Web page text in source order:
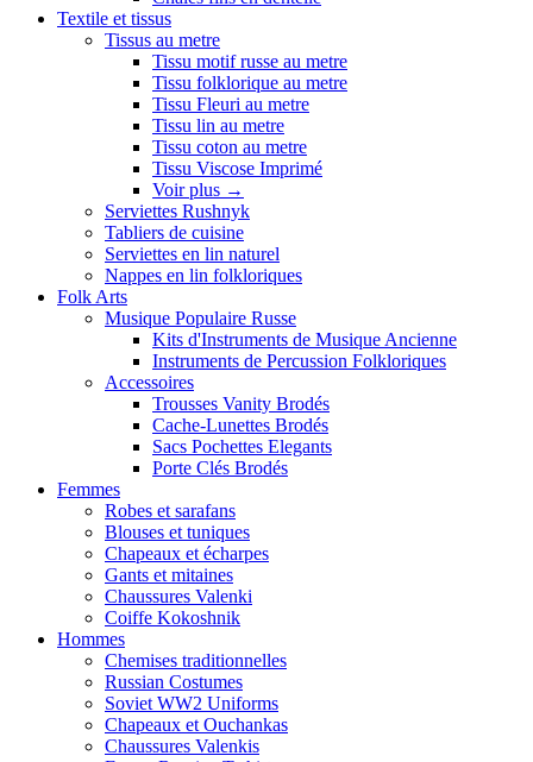
Textile et tissus
Tissus au metre
Tissu motif russe au metre
Tissu folklorique au metre
Tissu Fleuri au metre
Tissu lin au metre
Tissu coton au metre
Tissu Viscose Imprimé
Voir plus →
Serviettes Rushnyk
Tabliers de cuisine
Serviettes en lin naturel
Nappes en lin folkloriques
Folk Arts
Musique Populaire Russe
Kits d'Instruments de Musique Ancienne
Instruments de Percussion Folkloriques
Accessoires
Trousses Vanity Brodés
Cache-Lunettes Brodés
Sacs Pochettes Elegants
Porte Clés Brodés
Femmes
Robes et sarafans
Blouses et tuniques
Chapeaux et écharpes
Gants et mitaines
Chaussures Valenki
Coiffe Kokoshnik
Hommes
Chemises traditionnelles
Russian Costumes
Soviet WW2 Uniforms
Chapeaux et Ouchankas
Chaussures Valenkis